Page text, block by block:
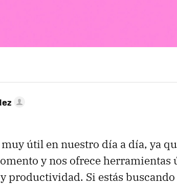
útil en nuestro día a día, ya
y nos ofrece herramientas
productividad. Si estás